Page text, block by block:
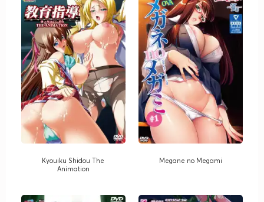
Kyouiku Shidou The
Animation
Megane no Megami